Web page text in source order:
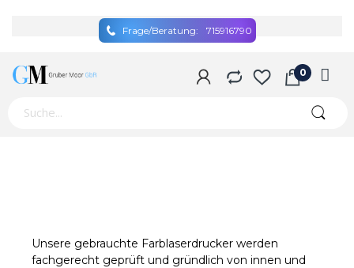
Frage/Beratung: 715916790
Unsere gebrauchte Farblaserdrucker werden
fachgerecht geprüft und gründlich von innen und